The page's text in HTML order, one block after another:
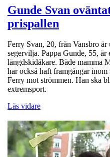
Gunde Svan
prispallen
Ferry Svan, 20, från Vansbro
segervilja. Pappa Gunde, 55, är
längdskidåkare. Både mamma
har också haft framgångar
Ferry mot strömmen. Han ska
extremsport.
Läs vidare